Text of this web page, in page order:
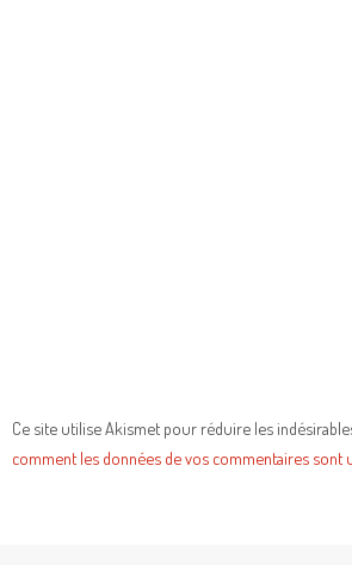
Ce site utilise Akismet pour réduire les
comment les données de vos commentaires sont